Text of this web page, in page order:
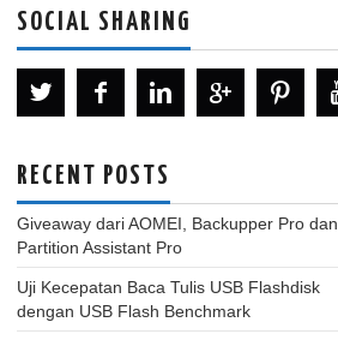
SOCIAL SHARING
RECENT POSTS
Giveaway dari AOMEI, Backupper Pro dan
Partition Assistant Pro
Uji Kecepatan Baca Tulis USB Flashdisk
dengan USB Flash Benchmark